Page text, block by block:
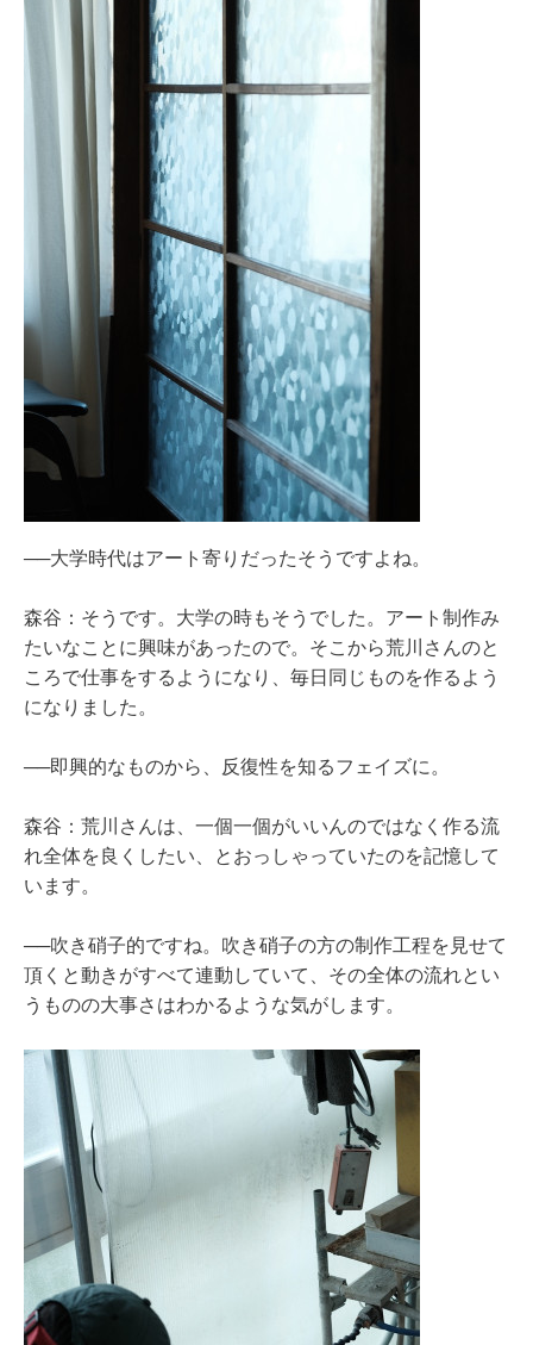
──大学時代はアート寄りだったそうですよね。
森谷：そうです。大学の時もそうでした。アート制作み
たいなことに興味があったので。そこから荒川さんのと
ころで仕事をするようになり、毎日同じものを作るよう
になりました。
──即興的なものから、反復性を知るフェイズに。
森谷：荒川さんは、一個一個がいいんのではなく作る流
れ全体を良くしたい、とおっしゃっていたのを記憶して
います。
──吹き硝子的ですね。吹き硝子の方の制作工程を見せて
頂くと動きがすべて連動していて、その全体の流れとい
うものの大事さはわかるような気がします。